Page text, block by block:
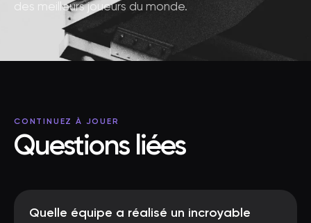
des meilleurs joueurs du monde.
CONTINUEZ À JOUER
Questions liées
Quelle équipe a réalisé un incroyable